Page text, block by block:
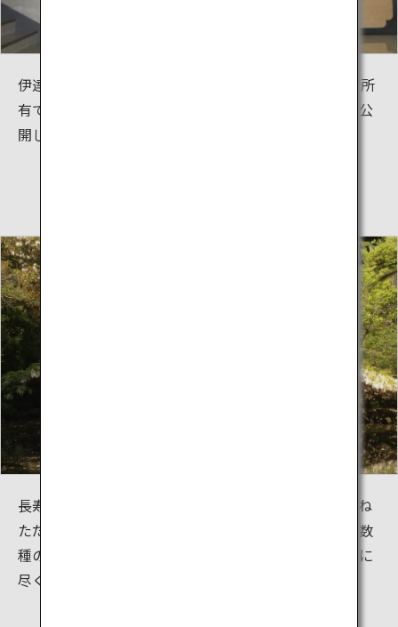
伊達博物館は、現在まで13代続いている宇和島伊達家所
有であった膨大な所蔵品をほぼレプリカなしで展示・公
開しています。
長寿大名日本一と謳われる七代藩主伊達宗紀（だてむね
ただ）が隠棲に造った別邸の庭園。家紋の竹に肖り十数
種の竹も植えられ、太鼓橋の白玉富士の美しさは言葉に
尽くせないほどです。